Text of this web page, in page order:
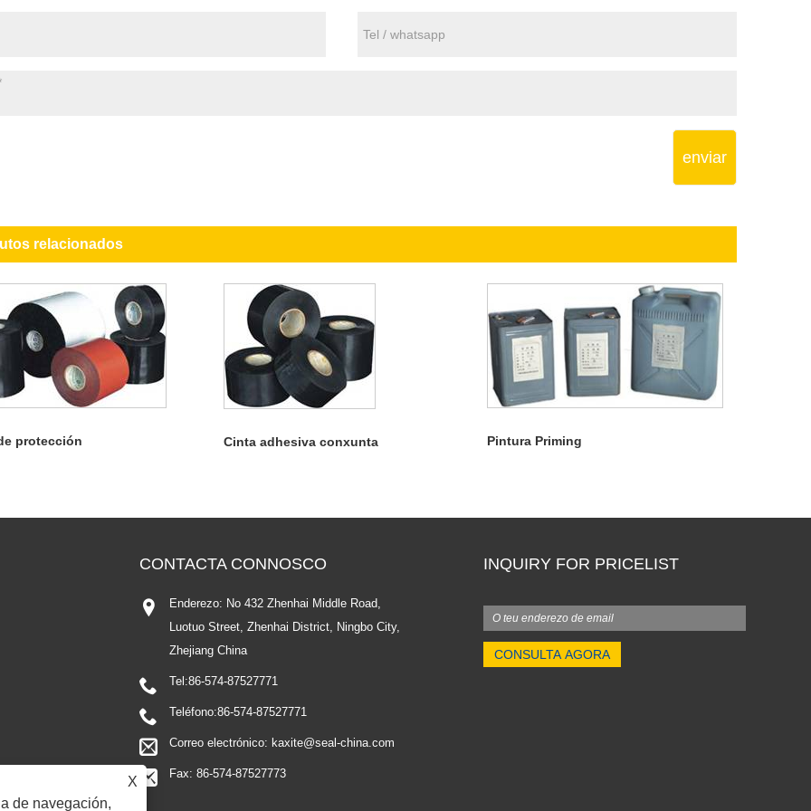
enviar
relacionados
protección Cinta adhesiva conxunta Pintura Priming
INQUIRY FOR PRICELIST
CONTACTA CONNOSCO
Enderezo: No 432 Zhenhai Middle Road,
Luotuo Street, Zhenhai District, Ningbo City,
Zhejiang China
Tel:86-574-87527771
Teléfono:86-574-87527771
Correo electrónico: kaxite@seal-china.com
Fax: 86-574-87527773
X
de navegación,